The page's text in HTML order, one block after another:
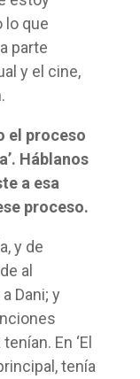
lo que
parte
y el cine,
el proceso
Háblanos
a esa
proceso.
y de
al
Dani; y
En ‘El
tenía